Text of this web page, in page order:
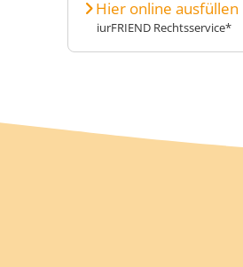
Hier online ausfüllen
iurFRIEND Rechtsservice*